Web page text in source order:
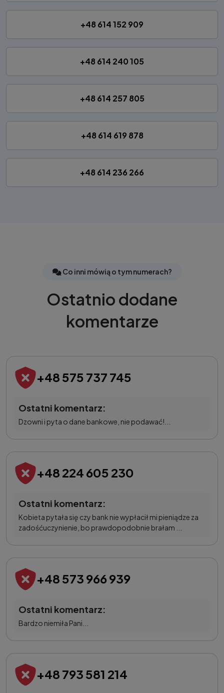
+48 614 152 909
+48 614 240 105
+48 614 257 805
+48 614 619 878
+48 614 236 266
Co inni mówią o tym numerach?
Ostatnio dodane
komentarze
+48 575 737 745
Ostatni komentarz:
Dzowni i pyta o dane bankowe, nie podawać!...
+48 224 605 230
Ostatni komentarz:
Kobieta pytała się czy bank nie wypłacił mi pieniądze za
zadośćuczynienie, bo prawdopodobnie brałam ...
+48 573 966 939
Ostatni komentarz:
Bardzo niemiła Pani...
+48 793 581 214